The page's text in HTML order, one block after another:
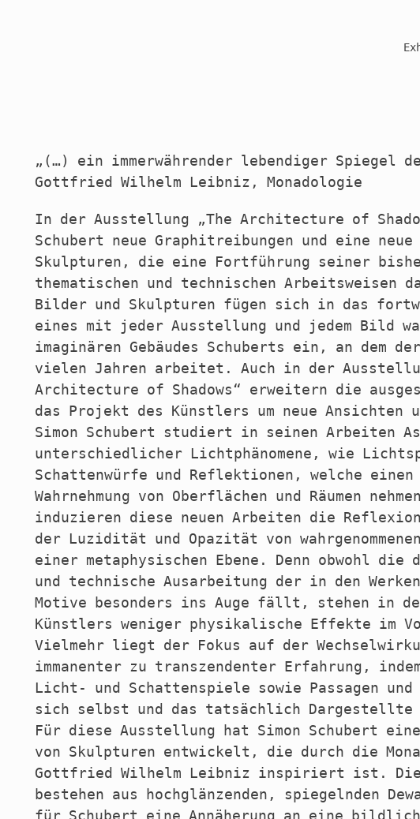
„(…) ein immerwährender lebendiger Spiegel
Gottfried Wilhelm Leibniz, Monadologie
In der Ausstellung „The Architecture of
Schubert neue Graphitreibungen und eine neue
Skulpturen, die eine Fortführung seiner
thematischen und technischen Arbeitsweisen
Bilder und Skulpturen fügen sich in das
eines mit jeder Ausstellung und jedem Bild
imaginären Gebäudes Schuberts ein, an dem
vielen Jahren arbeitet. Auch in der
Architecture of Shadows“ erweitern die
das Projekt des Künstlers um neue Ansichten
Simon Schubert studiert in seinen Arbeiten
unterschiedlicher Lichtphänomene, wie
Schattenwürfe und Reflektionen, welche
Wahrnehmung von Oberflächen und Räumen
induzieren diese neuen Arbeiten die Reflexion
der Luzidität und Opazität von wahrgenommenen
einer metaphysischen Ebene. Denn obwohl
und technische Ausarbeitung der in den
Motive besonders ins Auge fällt, stehen in
Künstlers weniger physikalische Effekte im
Vielmehr liegt der Fokus auf der
immanenter zu transzendenter Erfahrung,
Licht- und Schattenspiele sowie Passagen und
sich selbst und das tatsächlich Dargestellte
Für diese Ausstellung hat Simon Schubert eine
von Skulpturen entwickelt, die durch die
Gottfried Wilhelm Leibniz inspiriert ist.
bestehen aus hochglänzenden, spiegelnden
für Schubert eine Annäherung an eine